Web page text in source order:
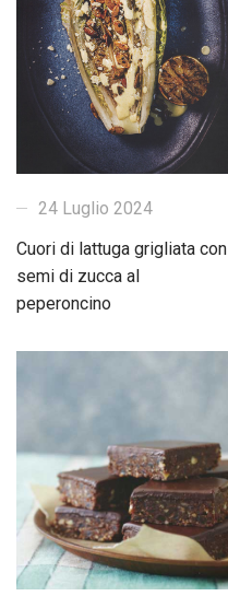
24 Luglio 2024
Cuori di lattuga grigliata con
semi di zucca al
peperoncino